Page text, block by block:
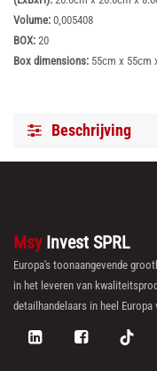
Volume: 0,005408
BOX: 20
Box dimensions: 55cm x 55cm
Beschrijving
Msy Invest SPRL
Europa's toonaangevende
in het leveren van
detailhandelaars in heel